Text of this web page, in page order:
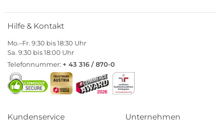
Hilfe & Kontakt
Mo.–Fr. 9:30 bis 18:30 Uhr
Sa. 9:30 bis 18:00 Uhr
Telefonnummer: + 43 316 / 870-0
Kundenservice Unternehmen